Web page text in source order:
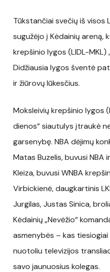
Tūkstančiai svečių iš visos
sugužėjo į Kėdainių areną,
krepšinio lygos (LIDL-MKL)
Didžiausia lygos šventė
ir žiūrovų lūkesčius.
Moksleivių krepšinio lygos
dienos“ siautulys įtraukė
garsenybę. NBA dėjimų
Matas Buzelis, buvusi NBA
Kleiza, buvusi WNBA
Virbickienė, daugkartinis
Jurgilas, Justas Sinica,
Kėdainių „Nevėžio“
asmenybės – kas tiesiogiai
nuotoliu televizijos
savo jaunuosius kolegas.